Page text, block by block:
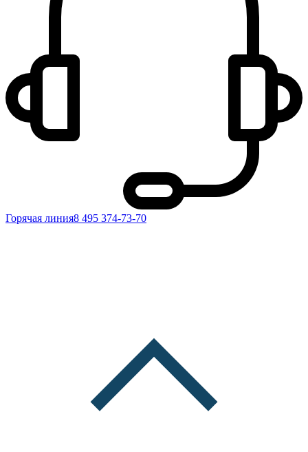
Горячая линия8 495 374-73-70